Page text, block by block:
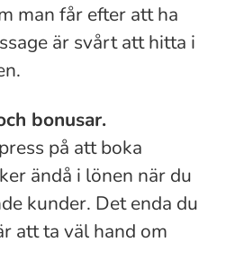
man får efter att ha
är svårt att hitta i
bonusar.
på att boka
ändå i lönen när du
kunder. Det enda du
att ta väl hand om